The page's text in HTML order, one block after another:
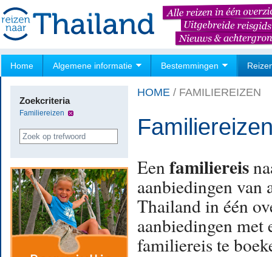
Home Algemene informatie Bestemmingen
Zoekcriteria
Familiereizen
HOME / FAMILIEREIZEN
Een familiereis
aanbiedingen
Thailand in één
aanbiedingen met
familiereis te